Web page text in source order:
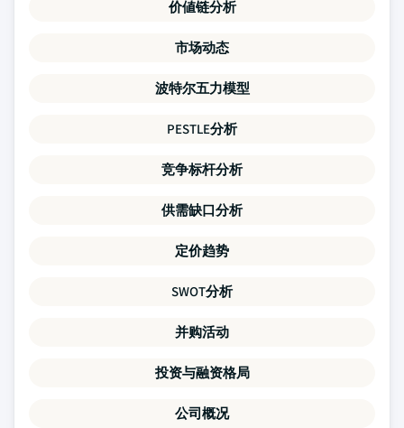
价値链分析
市场动态
波特尔五力模型
PESTLE分析
竞争标杆分析
供需缺口分析
定价趋势
SWOT分析
并购活动
投资与融资格局
公司概况